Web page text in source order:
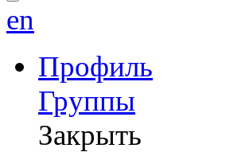
en
Профиль
Группы
Закрыть